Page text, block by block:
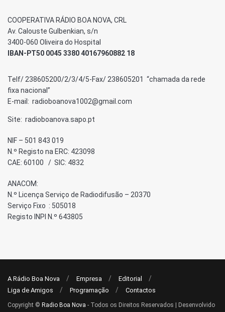
COOPERATIVA RÁDIO BOA NOVA, CRL
Av. Calouste Gulbenkian, s/n
3400-060 Oliveira do Hospital
IBAN-PT50 0045 3380 40167960882 18
Telf/ 238605200/2/3/4/5-Fax/ 238605201 “chamada da rede
fixa nacional”
E-mail: radioboanova1002@gmail.com
Site: radioboanova.sapo.pt
NIF – 501 843 019
N.º Registo na ERC: 423098
CAE: 60100 / SIC: 4832
ANACOM:
N.º Licença Serviço de Radiodifusão – 20370
Serviço Fixo : 505018
Registo INPI N.º 643805
A Rádio Boa Nova Empresa
Editorial
Liga de Amigos
Programação Contactos
Copyright © Radio Boa Nova - Todos os Direitos Reservados | Desenvolvido